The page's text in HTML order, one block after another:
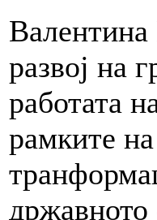
Валентина
развој на
работата
рамките на